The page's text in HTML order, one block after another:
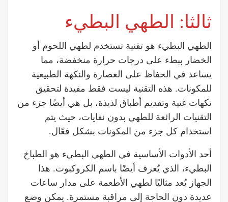
ثالثا: الطهي البطيء
الطهي البطيء هو تقنية تستخدم لطهي اللحوم أو
الخضار ببطء على درجات حرارة منخفضة، مما
يساعد في الحفاظ على العصارة والنكهة الطبيعية
للمكونات. هذه التقنية ليست فقط مفيدة لتحقيق
نكهات غنية وتقديم أطباق لذيذة، بل هي أيضًا جزء من
التقنيات الرائعة للطهي بدون نفايات، حيث يتم
استخدام كل جزء من المكونات بشكل فعّال.
أحد الأدوات الأساسية في الطهي البطيء هو الطباخ
البطيء، الذي يُعرف أيضًا باسم الكروكبوت. هذا
الجهاز يُعد مثاليًا لطهي الأطعمة على مدار ساعات
عديدة دون الحاجة إلى مراقبة مستمرة. يمكن وضع